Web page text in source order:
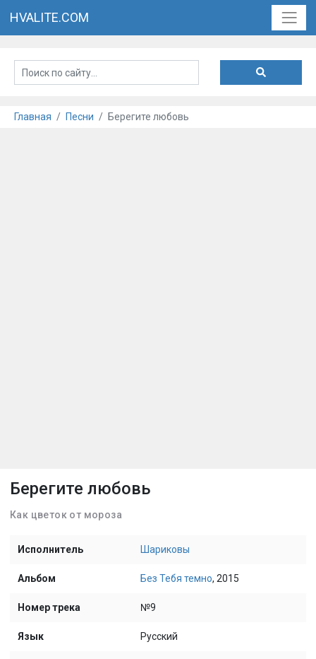
HVALITE.COM
Главная Песни Берегите любовь
Берегите любовь
Как цветок от мороза
Исполнитель Шариковы
Альбом Без Тебя темно, 2015
Номер трека №9
Язык Русский